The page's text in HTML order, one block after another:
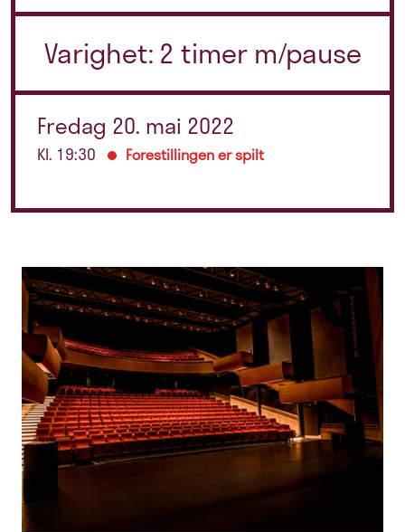
Varighet: 2 timer m/pause
Fredag 20. mai 2022
Kl. 19:30 Forestillingen er spilt